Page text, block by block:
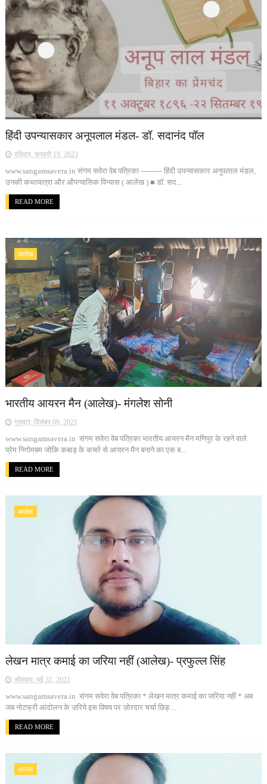
हिंदी उपन्यासकार अनूपलाल मंडल- डॉ. सदानंद पॉल
रविवार, फ़रवरी 19, 2023
www.sangamsavera.in संगम सवेरा वेब पत्रिका --------- हिंदी उपन्यासकार अनूपलाल मंडल,
उनकी कथायात्रा और औपन्यासिक विन्यास ( आलेख ) ■ डॉ. सद...
READ MORE
आलेख
भारतीय आयरन मैन (आलेख)- मंगलेश सोनी
गुरुवार, दिसंबर 09, 2021
www.sangamsavera.in संगम सवेरा वेब पत्रिका भारतीय आयरन मैन मणिपुर के रहने वाले
प्रेम निगोमबम जोकि कबाड़ के कचरे से आयरन मैन बनाने का एक ब...
READ MORE
आलेख
लेखन मात्र कमाई का जरिया नहीं (आलेख)- प्रफुल्ल सिंह
सोमवार, मई 31, 2021
www.sangamsavera.in संगम सवेरा वेब पत्रिका * लेखन मात्र कमाई का जरिया नहीं * अब
जब नोटफ्री आंदोलन के ज़रिये इस विषय पर ज़ोरदार चर्चा छिड़ ...
READ MORE
आलेख